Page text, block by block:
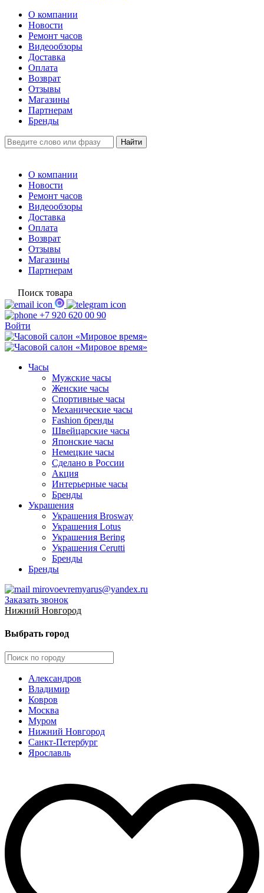
О компании
Новости
Ремонт часов
Видеообзоры
Доставка
Оплата
Возврат
Отзывы
Магазины
Партнерам
Бренды
О компании
Новости
Ремонт часов
Видеообзоры
Доставка
Оплата
Возврат
Отзывы
Магазины
Партнерам
Поиск товара
+7 920 620 00 90
Войти
Часы
Мужские часы
Женские часы
Спортивные часы
Механические часы
Fashion бренды
Швейцарские часы
Японские часы
Немецкие часы
Сделано в России
Акция
Интерьерные часы
Бренды
Украшения
Украшения Brosway
Украшения Lotus
Украшения Bering
Украшения Cerutti
Бренды
Бренды
mirovoevremyarus@yandex.ru
Заказать звонок
Нижний Новгород
Выбрать город
Александров
Владимир
Ковров
Москва
Муром
Нижний Новгород
Санкт-Петербург
Ярославль